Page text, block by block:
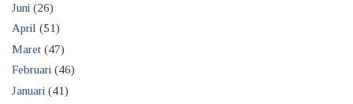
Juni (26)
April (51)
Maret (47)
Februari (46)
Januari (41)